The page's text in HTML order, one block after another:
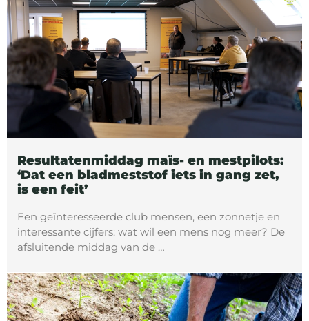
Resultatenmiddag maïs- en mestpilots:
‘Dat een bladmeststof iets in gang zet,
is een feit’
Een geïnteresseerde club mensen, een zonnetje en
interessante cijfers: wat wil een mens nog meer? De
afsluitende middag van de …